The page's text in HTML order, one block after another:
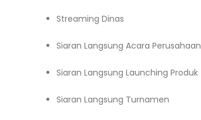
Streaming Dinas
Siaran Langsung Acara Perusahaan
Siaran Langsung Launching Produk
Siaran Langsung Turnamen